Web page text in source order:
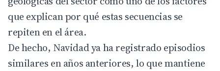
que explican por qué estas secuencias se
repiten en el área.
De hecho, Navidad ya ha registrado episodios
similares en años anteriores, lo que mantiene